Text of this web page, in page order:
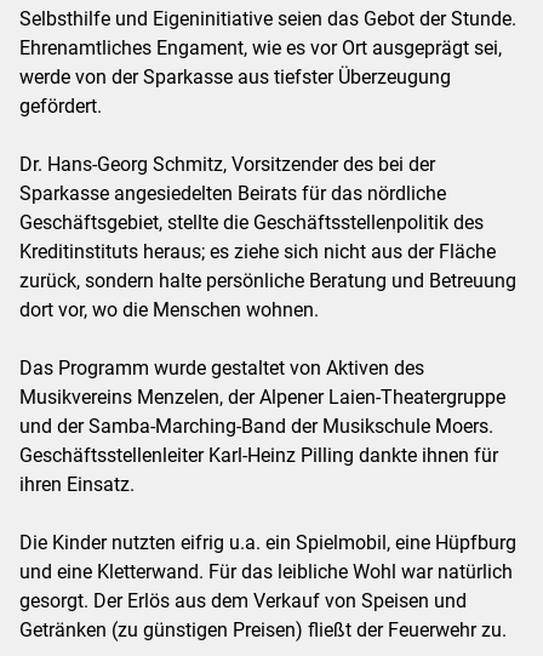
Selbsthilfe und Eigeninitiative seien das Gebot der Stunde.
Ehrenamtliches Engament, wie es vor Ort ausgeprägt sei,
werde von der Sparkasse aus tiefster Überzeugung
gefördert.
Dr. Hans-Georg Schmitz, Vorsitzender des bei der
Sparkasse angesiedelten Beirats für das nördliche
Geschäftsgebiet, stellte die Geschäftsstellenpolitik des
Kreditinstituts heraus; es ziehe sich nicht aus der Fläche
zurück, sondern halte persönliche Beratung und Betreuung
dort vor, wo die Menschen wohnen.
Das Programm wurde gestaltet von Aktiven des
Musikvereins Menzelen, der Alpener Laien-Theatergruppe
und der Samba-Marching-Band der Musikschule Moers.
Geschäftsstellenleiter Karl-Heinz Pilling dankte ihnen für
ihren Einsatz.
Die Kinder nutzten eifrig u.a. ein Spielmobil, eine Hüpfburg
und eine Kletterwand. Für das leibliche Wohl war natürlich
gesorgt. Der Erlös aus dem Verkauf von Speisen und
Getränken (zu günstigen Preisen) fließt der Feuerwehr zu.